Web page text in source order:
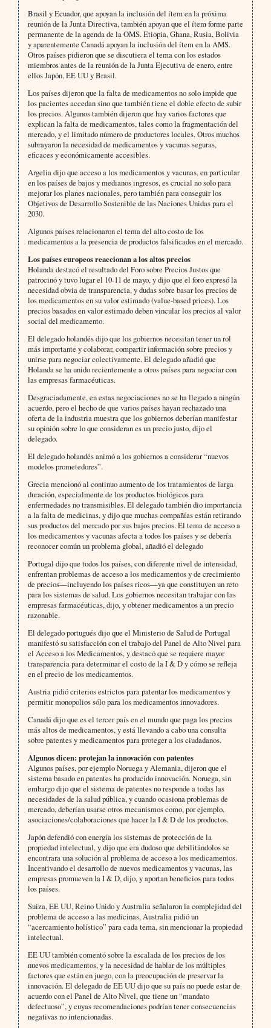
Brasil y Ecuador, que apoyan la inclusión del ítem en la próxima
reunión de la Junta Directiva, también apoyan que el ítem forme parte
permanente de la agenda de la OMS. Etiopia, Ghana, Rusia, Bolivia
y aparentemente Canadá apoyan la inclusión del ítem en la AMS.
Otros países pidieron que se discutiera el tema con los estados
miembros antes de la reunión de la Junta Ejecutiva de enero, entre
ellos Japón, EE UU y Brasil.
Los países dijeron que la falta de medicamentos no solo impide que
los pacientes accedan sino que también tiene el doble efecto de subir
los precios. Algunos también dijeron que hay varios factores que
explican la falta de medicamentos, tales como la fragmentación del
mercado, y el limitado número de productores locales. Otros muchos
subrayaron la necesidad de medicamentos y vacunas seguras,
eficaces y económicamente accesibles.
Argelia dijo que acceso a los medicamentos y vacunas, en particular
en los países de bajos y medianos ingresos, es crucial no solo para
mejorar los planes nacionales, pero también para conseguir los
Objetivos de Desarrollo Sostenible de las Naciones Unidas para el
2030.
Algunos países relacionaron el tema del alto costo de los
medicamentos a la presencia de productos falsificados en el mercado.
Los países europeos reaccionan a los altos precios
Holanda destacó el resultado del Foro sobre Precios Justos que
patrocinó y tuvo lugar el 10-11 de mayo, y dijo que el foro expresó la
necesidad obvia de transparencia, y dudas sobre basar los precios de
los medicamentos en su valor estimado (value-based prices). Los
precios basados en valor estimado deben vincular los precios al valor
social del medicamento.
El delegado holandés dijo que los gobiernos necesitan tener un rol
más importante y colaborar, compartir información sobre precios y
unirse para negociar colectivamente. El delegado añadió que
Holanda se ha unido recientemente a otros países para negociar con
las empresas farmacéuticas.
Desgraciadamente, en estas negociaciones no se ha llegado a ningún
acuerdo, pero el hecho de que varios países hayan rechazado una
oferta de la industria muestra que los gobiernos deberían manifestar
su opinión sobre lo que consideran es un precio justo, dijo el
delegado.
El delegado holandés animó a los gobiernos a considerar “nuevos
modelos prometedores”.
Grecia mencionó al continuo aumento de los tratamientos de larga
duración, especialmente de los productos biológicos para
enfermedades no transmisibles. El delegado también dio importancia
a la falta de medicinas, y dijo que muchas compañías están retirando
sus productos del mercado por sus bajos precios. El tema de acceso a
los medicamentos y vacunas afecta a todos los países y se debería
reconocer común un problema global, añadió el delegado
Portugal dijo que todos los países, con diferente nivel de intensidad,
enfrentan problemas de acceso a los medicamentos y de crecimiento
de precios—incluyendo los países ricos—ya que constituyen un reto
para los sistemas de salud. Los gobiernos necesitan trabajar con las
empresas farmacéuticas, dijo, y obtener medicamentos a un precio
razonable.
El delegado portugués dijo que el Ministerio de Salud de Portugal
manifestó su satisfacción con el trabajo del Panel de Alto Nivel para
el Acceso a los Medicamentos, y destacó que se requiere mayor
transparencia para determinar el costo de la I & D y cómo se refleja
en el precio de los medicamentos.
Austria pidió criterios estrictos para patentar los medicamentos y
permitir monopolios sólo para los medicamentos innovadores.
Canadá dijo que es el tercer país en el mundo que paga los precios
más altos de medicamentos, y está llevando a cabo una consulta
sobre patentes y medicamentos para proteger a los ciudadanos.
Algunos dicen: protejan la innovación con patentes
Algunos países, por ejemplo Noruega y Alemania, dijeron que el
sistema basado en patentes ha producido innovación. Noruega, sin
embargo dijo que el sistema de patentes no responde a todas las
necesidades de la salud pública, y cuando ocasiona problemas de
mercado, deberían usarse otros mecanismos como, por ejemplo,
asociaciones/colaboraciones que hacer la I & D de los productos.
Japón defendió con energía los sistemas de protección de la
propiedad intelectual, y dijo que era dudoso que debilitándolos se
encontrara una solución al problema de acceso a los medicamentos.
Incentivando el desarrollo de nuevos medicamentos y vacunas, las
empresas promueven la I & D, dijo, y aportan beneficios para todos
los países.
Suiza, EE UU, Reino Unido y Australia señalaron la complejidad del
problema de acceso a las medicinas, Australia pidió un
“acercamiento holístico” para cada tema, sin mencionar la propiedad
intelectual.
EE UU también comentó sobre la escalada de los precios de los
nuevos medicamentos, y la necesidad de hablar de los múltiples
factores que están en juego, con la preocupación de preservar la
innovación. El delegado de EE UU dijo que su país no puede estar de
acuerdo con el Panel de Alto Nivel, que tiene un “mandato
defectuoso”, y cuyas recomendaciones podrían tener consecuencias
negativas no intencionadas.